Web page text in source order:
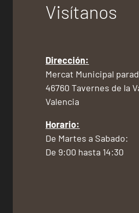
Visítanos
Dirección:
Mercat Municipal
46760 Tavernes de la
Valencia
Horario:
De Martes a Sabado:
De 9:00 hasta 14:30